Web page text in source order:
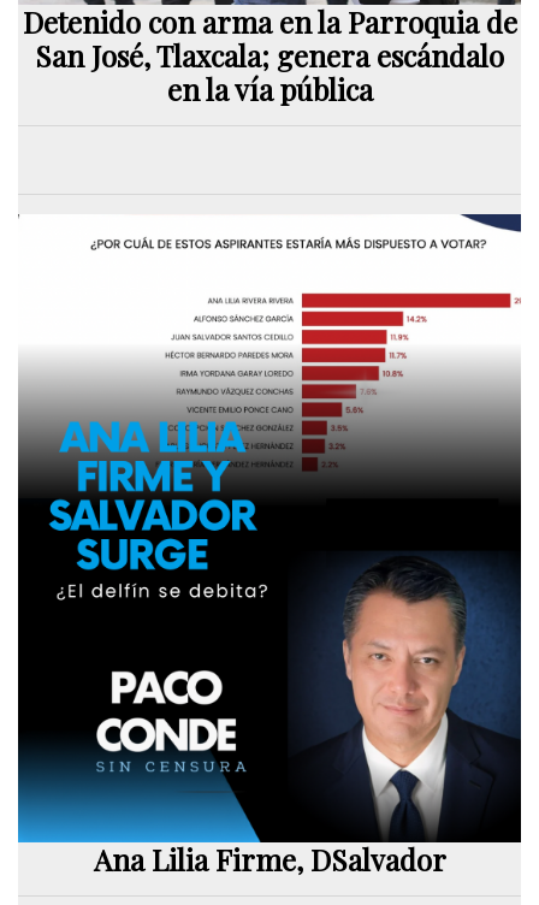
Detenido con arma en la Parroquia de
San José, Tlaxcala; genera escándalo
en la vía pública
Ana Lilia Firme, DSalvador